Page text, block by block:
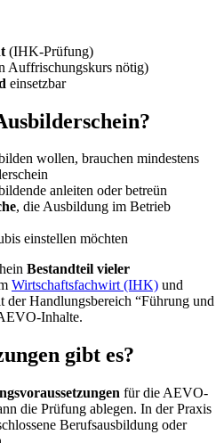
(IHK-Prüfung)
Auffrischungskurs nötig)
einsetzbar
wollen, brauchen mindestens
anleiten oder betreün
, die Ausbildung im Betrieb
einstellen möchten
Bestandteil vieler
Wirtschaftsfachwirt (IHK) und
der Handlungsbereich “Führung und
Inhalte.
gibt es?
für die AEVO-
die Prüfung ablegen. In der Praxis
Berufsausbildung oder